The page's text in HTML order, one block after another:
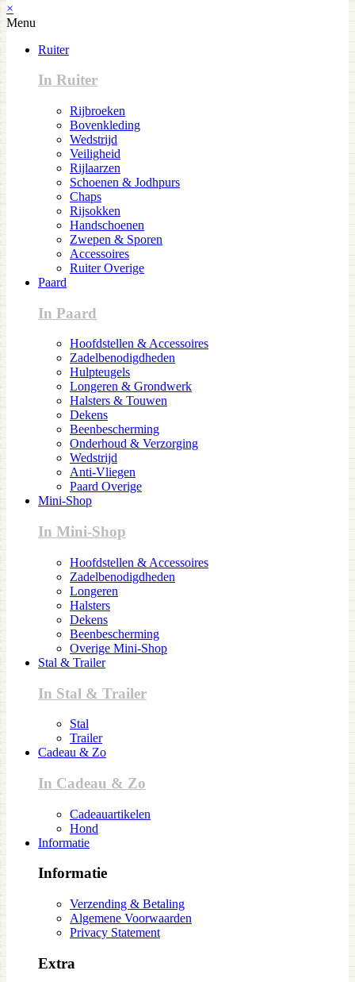
×
Menu
Ruiter
In Ruiter
Rijbroeken
Bovenkleding
Wedstrijd
Veiligheid
Rijlaarzen
Schoenen & Jodhpurs
Chaps
Rijsokken
Handschoenen
Zwepen & Sporen
Accessoires
Ruiter Overige
Paard
In Paard
Hoofdstellen & Accessoires
Zadelbenodigdheden
Hulpteugels
Longeren & Grondwerk
Halsters & Touwen
Dekens
Beenbescherming
Onderhoud & Verzorging
Wedstrijd
Anti-Vliegen
Paard Overige
Mini-Shop
In Mini-Shop
Hoofdstellen & Accessoires
Zadelbenodigdheden
Longeren
Halsters
Dekens
Beenbescherming
Overige Mini-Shop
Stal & Trailer
In Stal & Trailer
Stal
Trailer
Cadeau & Zo
In Cadeau & Zo
Cadeauartikelen
Hond
Informatie
Informatie
Verzending & Betaling
Algemene Voorwaarden
Privacy Statement
Extra